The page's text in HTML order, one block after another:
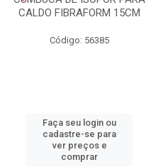
CALDO FIBRAFORM 15CM
Código: 56385
Faça seu login ou
cadastre-se para
ver preços e
comprar